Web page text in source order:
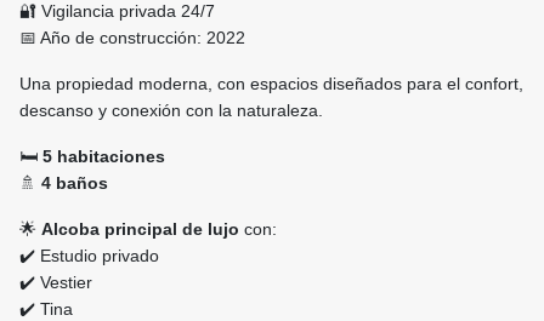
🔐 Vigilancia privada 24/7
📅 Año de construcción: 2022
Una propiedad moderna, con espacios diseñados para el confort,
descanso y conexión con la naturaleza.
🛏️ 5 habitaciones
🚿 4 baños
🌟 Alcoba principal de lujo con:
✔️ Estudio privado
✔️ Vestier
✔️ Tina